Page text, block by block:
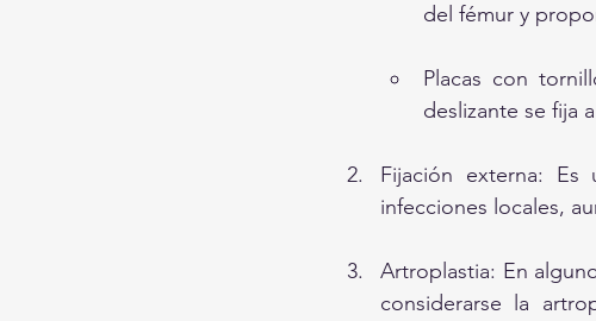
del fémur y
Placas con
deslizante se fija
Fijación externa:
infecciones locales,
Artroplastia: En
considerarse la